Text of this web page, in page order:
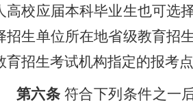
高校应届本科毕业生也可选
招生单位所在地省级教育招
育招生考试机构指定的报考点
第六条 符合下列条件之一